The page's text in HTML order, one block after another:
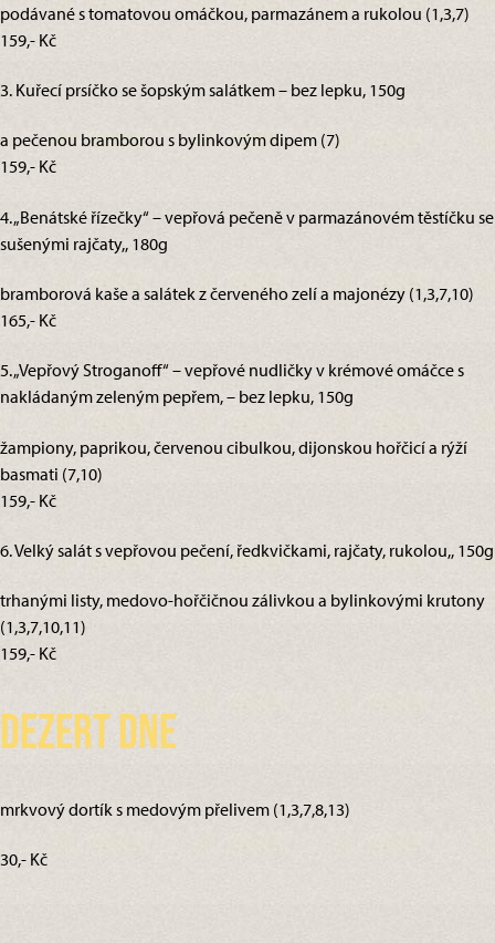
podávané s tomatovou omáčkou, parmazánem a rukolou (1,3,7)
159,- Kč
3. Kuřecí prsíčko se šopským salátkem – bez lepku, 150g
a pečenou bramborou s bylinkovým dipem (7)
159,- Kč
4. „Benátské řízečky“ – vepřová pečeně v parmazánovém těstíčku se
sušenými rajčaty,, 180g
bramborová kaše a salátek z červeného zelí a majonézy (1,3,7,10)
165,- Kč
5. „Vepřový Stroganoff“ – vepřové nudličky v krémové omáčce s
nakládaným zeleným pepřem, – bez lepku, 150g
žampiony, paprikou, červenou cibulkou, dijonskou hořčicí a rýží
basmati (7,10)
159,- Kč
6. Velký salát s vepřovou pečení, ředkvičkami, rajčaty, rukolou,, 150g
trhanými listy, medovo-hořčičnou zálivkou a bylinkovými krutony
(1,3,7,10,11)
159,- Kč
Dezert dne
mrkvový dortík s medovým přelivem (1,3,7,8,13)
30,- Kč